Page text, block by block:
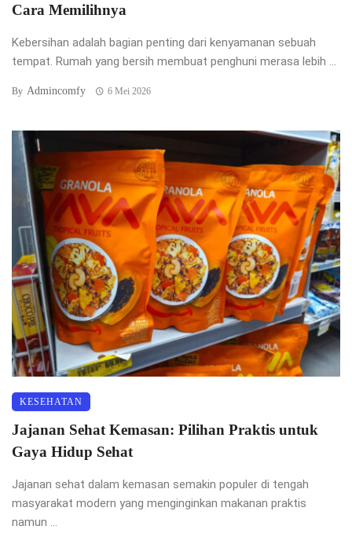
Cara Memilihnya
Kebersihan adalah bagian penting dari kenyamanan sebuah
tempat. Rumah yang bersih membuat penghuni merasa lebih ...
By Admincomfy 6 Mei 2026
KESEHATAN
Jajanan Sehat Kemasan: Pilihan Praktis untuk
Gaya Hidup Sehat
Jajanan sehat dalam kemasan semakin populer di tengah
masyarakat modern yang menginginkan makanan praktis
namun ...